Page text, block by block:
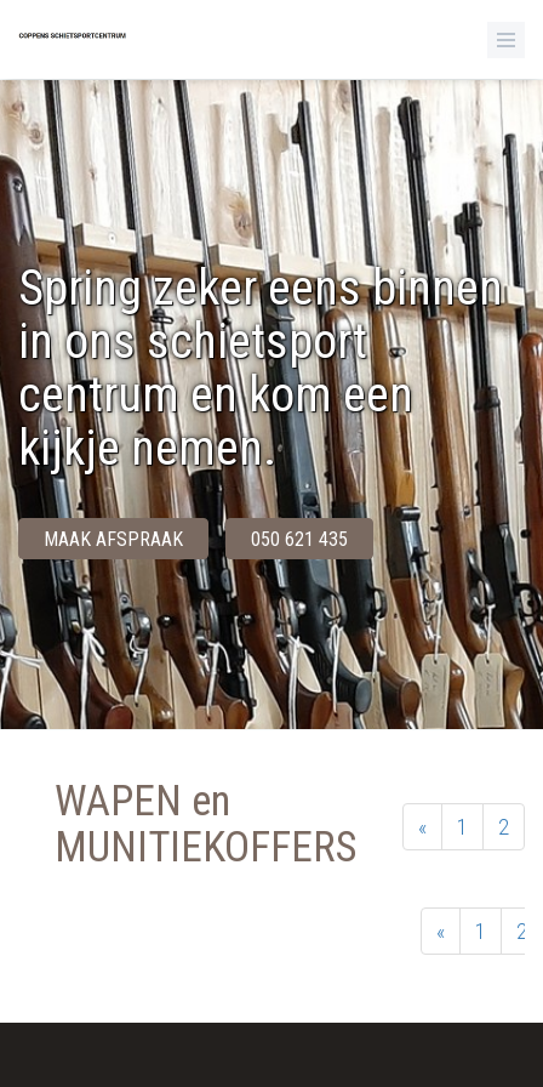
Spring zeker eens binnen
in ons schietsport
centrum en kom een
kijkje nemen.
MAAK AFSPRAAK 050 621 435
« 1 2
WAPEN en
MUNITIEKOFFERS
« 1 2